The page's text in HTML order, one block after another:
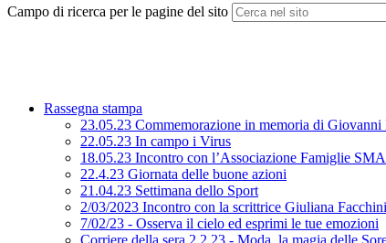
Campo di ricerca per le pagine del sito
Rassegna stampa
23.05.23 Commemorazione in memoria di Giovanni
22.05.23 In campo i Virus
18.05.23 Incontro con l’Associazione Famiglie SMA
22.4.23 Giornata delle buone azioni
21.04.23 Settimana dello Sport
2/03/2023 Incontro con la scrittrice Giuliana Facchini
7/02/23 - Osserva il cielo ed esprimi le tue emozioni